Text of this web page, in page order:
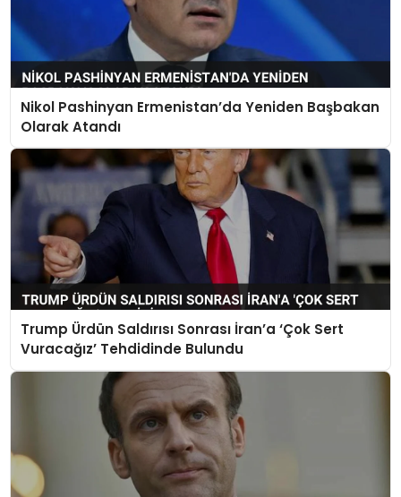
Nikol Pashinyan Ermenistan’da Yeniden Başbakan
Olarak Atandı
Trump Ürdün Saldırısı Sonrası İran’a ‘Çok Sert
Vuracağız’ Tehdidinde Bulundu